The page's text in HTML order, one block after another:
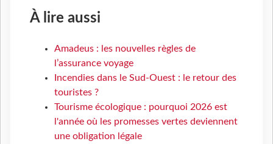
À lire aussi
Amadeus : les nouvelles règles de
l’assurance voyage
Incendies dans le Sud-Ouest : le retour des
touristes ?
Tourisme écologique : pourquoi 2026 est
l'année où les promesses vertes deviennent
une obligation légale